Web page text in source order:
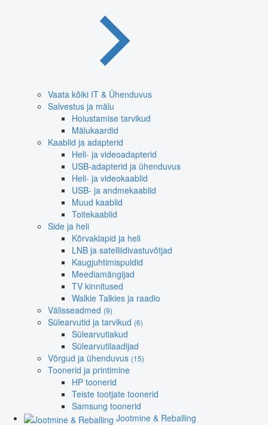
Vaata kõiki IT & Ühenduvus
Salvestus ja mälu
Hoiustamise tarvikud
Mälukaardid
Kaablid ja adapterid
Heli- ja videoadapterid
USB-adapterid ja ühenduvus
Heli- ja videokaablid
USB- ja andmekaablid
Muud kaablid
Toitekaablid
Side ja heli
Kõrvaklapid ja heli
LNB ja satelliidivastuvõtjad
Kaugjuhtimispuldid
Meediamängijad
TV kinnitused
Walkie Talkies ja raadio
Välisseadmed (9)
Sülearvutid ja tarvikud (6)
Sülearvutiakud
Sülearvutilaadijad
Võrgud ja ühenduvus (15)
Toonerid ja printimine
HP toonerid
Teiste tootjate toonerid
Samsung toonerid
Jootmine & Reballing